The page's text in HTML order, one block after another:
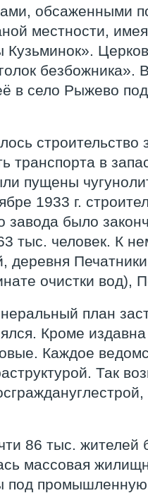
обсаженными
местности,
Кузьминок».
безбожника».
в село Рыжево под
строительство
транспорта в
пущены
1933 г.
завода было
тыс. человек. К
деревня
очистки вод),
план
Кроме
Каждое
Так
86 тыс. жителей
массовая
под промышленную